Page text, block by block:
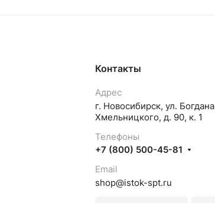
Контакты
Адрес
г. Новосибирск, ул. Богдана
Хмельницкого, д. 90, к. 1
Телефоны
+7 (800) 500-45-81
Email
shop@istok-spt.ru